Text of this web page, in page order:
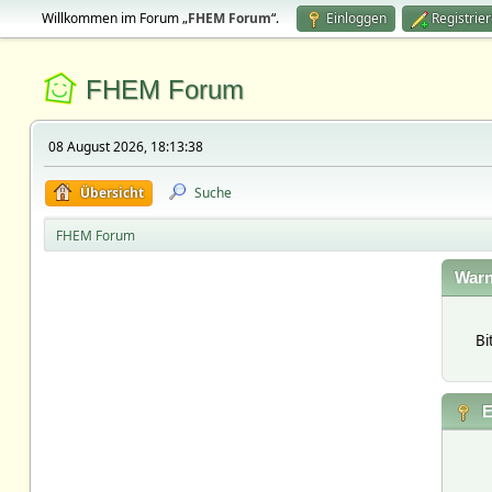
Willkommen im Forum „FHEM Forum“. Einloggen
FHEM Forum
08 August 2026, 18:13:38
Übersicht Suche
FHEM Forum